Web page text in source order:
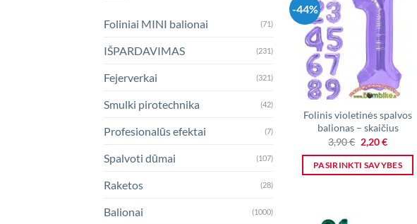
Foliniai MINI balionai (71)
IŠPARDAVIMAS (231)
Fejerverkai (321)
Smulki pirotechnika (42)
Profesionalūs efektai (7)
Spalvoti dūmai (107)
Raketos (28)
Balionai (1000)
-44%
Folinis violetinės spalvos
balionas – skaičius
3,90€ Original
price
was:
3,90 €.
2,20€Current
is:
2,20 €.
PASIRINKTI SAVYBES